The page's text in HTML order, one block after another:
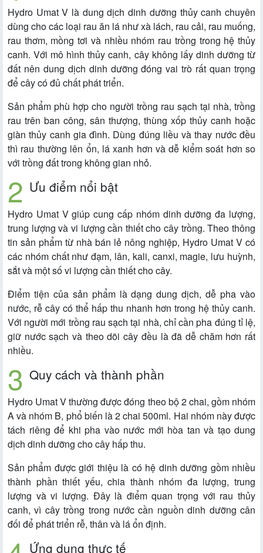
Hydro Umat V là dung dịch dinh dưỡng thủy canh chuyên
dùng cho các loại rau ăn lá như xà lách, rau cải, rau muống,
rau thơm, mồng tơi và nhiều nhóm rau trồng trong hệ thủy
canh. Với mô hình thủy canh, cây không lấy dinh dưỡng từ
đất nên dung dịch dinh dưỡng đóng vai trò rất quan trọng
để cây có đủ chất phát triển.
Sản phẩm phù hợp cho người trồng rau sạch tại nhà, trồng
rau trên ban công, sân thượng, thùng xốp thủy canh hoặc
giàn thủy canh gia đình. Dùng đúng liều và thay nước đều
thì rau thường lên ổn, lá xanh hơn và dễ kiểm soát hơn so
với trồng đất trong không gian nhỏ.
Ưu điểm nổi bật
Hydro Umat V giúp cung cấp nhóm dinh dưỡng đa lượng,
trung lượng và vi lượng cần thiết cho cây trồng. Theo thông
tin sản phẩm từ nhà bán lẻ nông nghiệp, Hydro Umat V có
các nhóm chất như đạm, lân, kali, canxi, magie, lưu huỳnh,
sắt và một số vi lượng cần thiết cho cây.
Điểm tiện của sản phẩm là dạng dung dịch, dễ pha vào
nước, rễ cây có thể hấp thu nhanh hơn trong hệ thủy canh.
Với người mới trồng rau sạch tại nhà, chỉ cần pha đúng tỉ lệ,
giữ nước sạch và theo dõi cây đều là đã dễ chăm hơn rất
nhiều.
Quy cách và thành phần
Hydro Umat V thường được đóng theo bộ 2 chai, gồm nhóm
A và nhóm B, phổ biến là 2 chai 500ml. Hai nhóm này được
tách riêng để khi pha vào nước mới hòa tan và tạo dung
dịch dinh dưỡng cho cây hấp thu.
Sản phẩm được giới thiệu là có hệ dinh dưỡng gồm nhiều
thành phần thiết yếu, chia thành nhóm đa lượng, trung
lượng và vi lượng. Đây là điểm quan trọng với rau thủy
canh, vì cây trồng trong nước cần nguồn dinh dưỡng cân
đối để phát triển rễ, thân và lá ổn định.
Ứng dụng thực tế